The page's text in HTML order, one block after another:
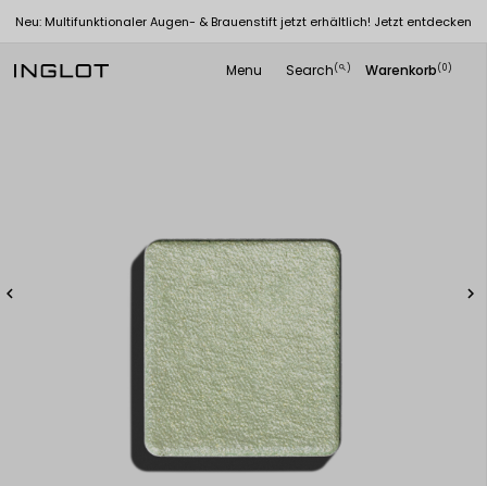
Neu: Multifunktionaler Augen- & Brauenstift jetzt erhältlich! Jetzt entdecken
Menu Search(
search ) Warenkorb(0)
 